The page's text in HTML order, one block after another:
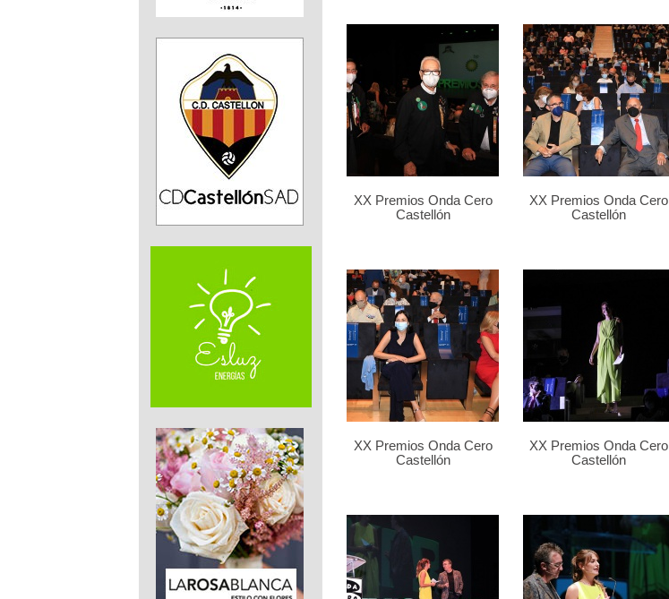
XX Premios Onda Cero
Castellón
XX Premios Onda Cero
Castellón
XX Premios Onda Cero
Castellón
XX Premios Onda Cero
Castellón